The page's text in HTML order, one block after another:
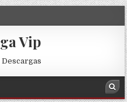
Vip
Descargas